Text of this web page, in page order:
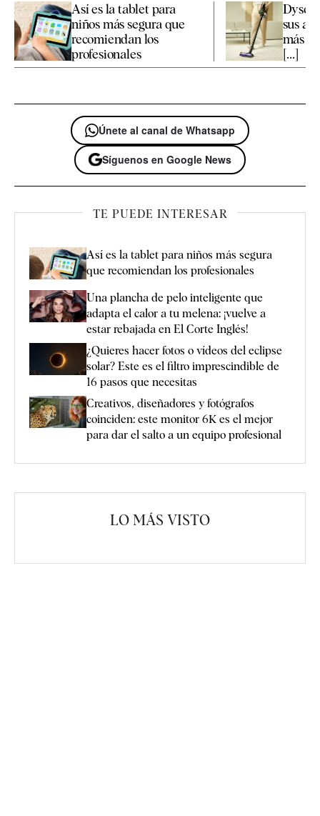
Así es la tablet para
niños más segura que
recomiendan los
profesionales
Dyson
sus
más
[...]
Únete al canal de Whatsapp
Síguenos en Google News
TE PUEDE INTERESAR
Así es la tablet para niños más segura
que recomiendan los profesionales
Una plancha de pelo inteligente que
adapta el calor a tu melena: ¡vuelve a
estar rebajada en El Corte Inglés!
¿Quieres hacer fotos o vídeos del eclipse
solar? Este es el filtro imprescindible de
16 pasos que necesitas
Creativos, diseñadores y fotógrafos
coinciden: este monitor 6K es el mejor
para dar el salto a un equipo profesional
LO MÁS VISTO